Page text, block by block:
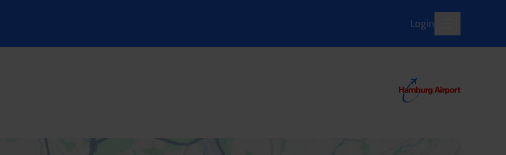
Login